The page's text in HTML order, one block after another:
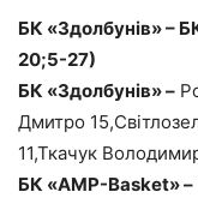
БК «Здолбунів» –
20;5-27)
БК «Здолбунів» –
Дмитро
11,Ткачук
БК «AMP-Basket» –